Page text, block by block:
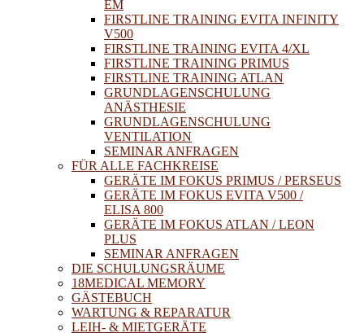
EM
FIRSTLINE TRAINING EVITA INFINITY
V500
FIRSTLINE TRAINING EVITA 4/XL
FIRSTLINE TRAINING PRIMUS
FIRSTLINE TRAINING ATLAN
GRUNDLAGENSCHULUNG
ANÄSTHESIE
GRUNDLAGENSCHULUNG
VENTILATION
SEMINAR ANFRAGEN
FÜR ALLE FACHKREISE
GERÄTE IM FOKUS PRIMUS / PERSEUS
GERÄTE IM FOKUS EVITA V500 /
ELISA 800
GERÄTE IM FOKUS ATLAN / LEON
PLUS
SEMINAR ANFRAGEN
DIE SCHULUNGSRÄUME
18MEDICAL MEMORY
GÄSTEBUCH
WARTUNG & REPARATUR
LEIH- & MIETGERÄTE